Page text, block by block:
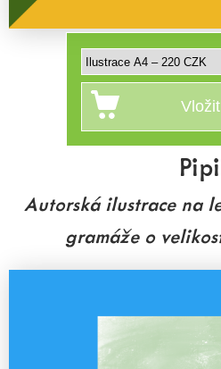
Pipi
Autorská ilustrace na
gramáže o